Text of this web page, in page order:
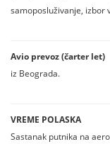
samoposluživanje, izbor
Avio prevoz (čarter let)
iz Beograda.
VREME POLASKA
Sastanak putnika na